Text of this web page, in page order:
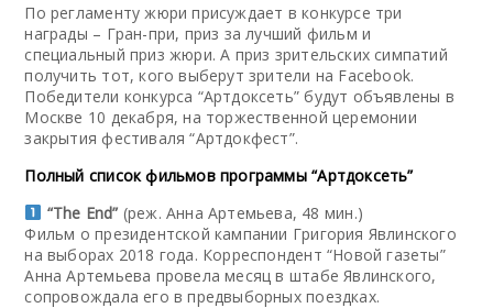
По регламенту жюри присуждает в конкурсе три
награды – Гран-при, приз за лучший фильм и
специальный приз жюри. А приз зрительских симпатий
получить тот, кого выберут зрители на Facebook.
Победители конкурса “Артдоксеть” будут объявлены в
Москве 10 декабря, на торжественной церемонии
закрытия фестиваля “Артдокфест”.
Полный список фильмов программы “Артдоксеть”
“The End” (реж. Анна Артемьева, 48 мин.)
Фильм о президентской кампании Григория Явлинского
на выборах 2018 года. Корреспондент “Новой газеты”
Анна Артемьева провела месяц в штабе Явлинского,
сопровождала его в предвыборных поездках.